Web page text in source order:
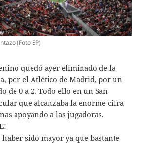
(Foto EP)
quedó ayer eliminado de la
por el Atlético de Madrid, por un
de 0 a 2. Todo ello en un San
que alcanzaba la enorme cifra
apoyando a las jugadoras.
sido mayor ya que bastante